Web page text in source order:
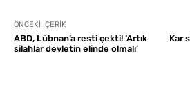
ÖNCEKI İÇERIK
ABD, Lübnan’a resti çekti! ‘Artık
silahlar devletin elinde olmalı’
Kar